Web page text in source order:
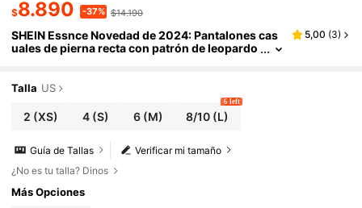
$8.890 -37% $14.190
SHEIN Essnce Novedad de 2024: Pantalones cas
uales de pierna recta con patrón de leopardo
5,00 (3)
Talla US
2 (XS) 4(S) 6(M) 8/10 (L)
6 left
Verificar mi tamaño
Guía de Tallas
¿No es tu talla? Dinos
Más Opciones